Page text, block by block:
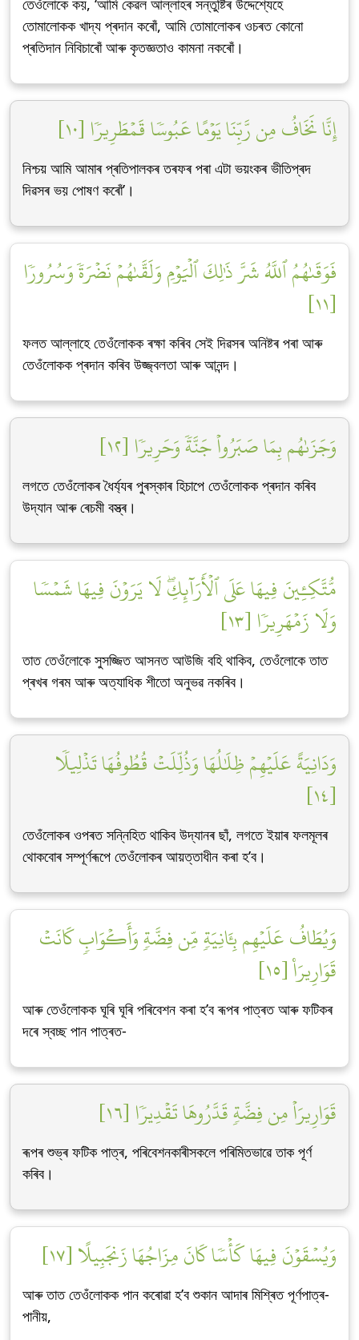
তেওঁলোকে কয়, ‘আমি কেৱল আল্লাহৰ সন্তুষ্টিৰ উদ্দেশ্যেহে
তোমালোকক খাদ্য প্ৰদান কৰোঁ, আমি তোমালোকৰ ওচৰত কোনো
প্ৰতিদান নিবিচাৰোঁ আৰু কৃতজ্ঞতাও কামনা নকৰোঁ।
إِنَّا نَخَافُ مِن رَّبِّنَا يَوۡمًا عَبُوسٗا قَمۡطَرِيرٗا [١٠]
নিশ্চয় আমি আমাৰ প্ৰতিপালকৰ তৰফৰ পৰা এটা ভয়ংকৰ ভীতিপ্ৰদ
দিৱসৰ ভয় পোষণ কৰোঁ’।
فَوَقَىٰهُمُ ٱللَّهُ شَرَّ ذَٰلِكَ ٱلۡيَوۡمِ وَلَقَّىٰهُمۡ نَضۡرَةٗ وَسُرُورٗا
[١١]
ফলত আল্লাহে তেওঁলোকক ৰক্ষা কৰিব সেই দিৱসৰ অনিষ্টৰ পৰা আৰু
তেওঁলোকক প্ৰদান কৰিব উজ্জ্বলতা আৰু আনন্দ।
وَجَزَىٰهُم بِمَا صَبَرُواْ جَنَّةٗ وَحَرِيرٗا [١٢]
লগতে তেওঁলোকৰ ধৈৰ্য্যৰ পুৰস্কাৰ হিচাপে তেওঁলোকক প্ৰদান কৰিব
উদ্যান আৰু ৰেচমী বস্ত্ৰ।
مُّتَّكِـِٔينَ فِيهَا عَلَى ٱلۡأَرَآئِكِۖ لَا يَرَوۡنَ فِيهَا شَمۡسٗا
وَلَا زَمۡهَرِيرٗا [١٣]
তাত তেওঁলোকে সুসজ্জিত আসনত আউজি বহি থাকিব, তেওঁলোকে তাত
প্ৰখৰ গৰম আৰু অত্যাধিক শীতো অনুভৱ নকৰিব।
وَدَانِيَةً عَلَيۡهِمۡ ظِلَٰلُهَا وَذُلِّلَتۡ قُطُوفُهَا تَذۡلِيلٗا
[١٤]
তেওঁলোকৰ ওপৰত সন্নিহিত থাকিব উদ্যানৰ ছাঁ, লগতে ইয়াৰ ফলমূলৰ
থোকবোৰ সম্পূৰ্ণৰূপে তেওঁলোকৰ আয়ত্তাধীন কৰা হ’ব।
وَيُطَافُ عَلَيۡهِم بِـَٔانِيَةٖ مِّن فِضَّةٖ وَأَكۡوَابٖ كَانَتۡ
قَوَارِيرَا۠ [١٥]
আৰু তেওঁলোকক ঘূৰি ঘূৰি পৰিবেশন কৰা হ’ব ৰূপৰ পাত্ৰত আৰু ফটিকৰ
দৰে স্বচ্ছ পান পাত্ৰত-
قَوَارِيرَاْ مِن فِضَّةٖ قَدَّرُوهَا تَقۡدِيرٗا [١٦]
ৰূপৰ শুভ্ৰ ফটিক পাত্ৰ, পৰিবেশনকাৰীসকলে পৰিমিতভাৱে তাক পূৰ্ণ
কৰিব।
وَيُسۡقَوۡنَ فِيهَا كَأۡسٗا كَانَ مِزَاجُهَا زَنجَبِيلًا [١٧]
আৰু তাত তেওঁলোকক পান কৰোৱা হ’ব শুকান আদাৰ মিশ্ৰিত পূৰ্ণপাত্ৰ-
পানীয়,